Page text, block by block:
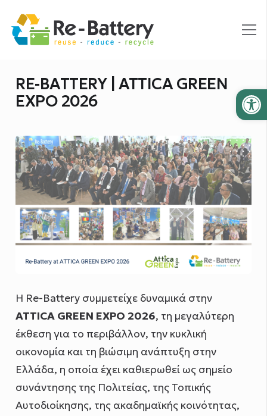
RE-BATTERY | ATTICA GREEN
EXPO 2026
Η Re-Battery συμμετείχε δυναμικά στην
ATTICA GREEN EXPO 2026, τη μεγαλύτερη
έκθεση για το περιβάλλον, την κυκλική
οικονομία και τη βιώσιμη ανάπτυξη στην
Ελλάδα, η οποία έχει καθιερωθεί ως σημείο
συνάντησης της Πολιτείας, της Τοπικής
Αυτοδιοίκησης, της ακαδημαϊκής κοινότητας,